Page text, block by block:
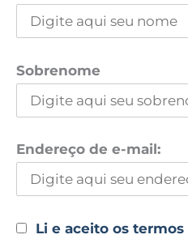
Sobrenome
Endereço de e-mail:
Li e aceito os